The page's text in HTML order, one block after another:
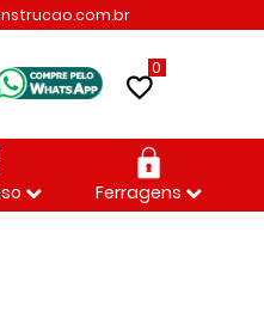
0
Ferragens